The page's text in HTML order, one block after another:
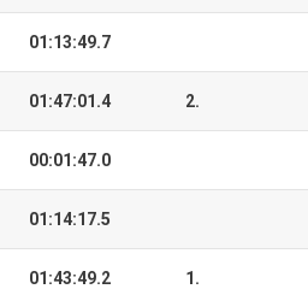
01:13:49.7
01:47:01.4 2.
00:01:47.0
01:14:17.5
01:43:49.2 1.